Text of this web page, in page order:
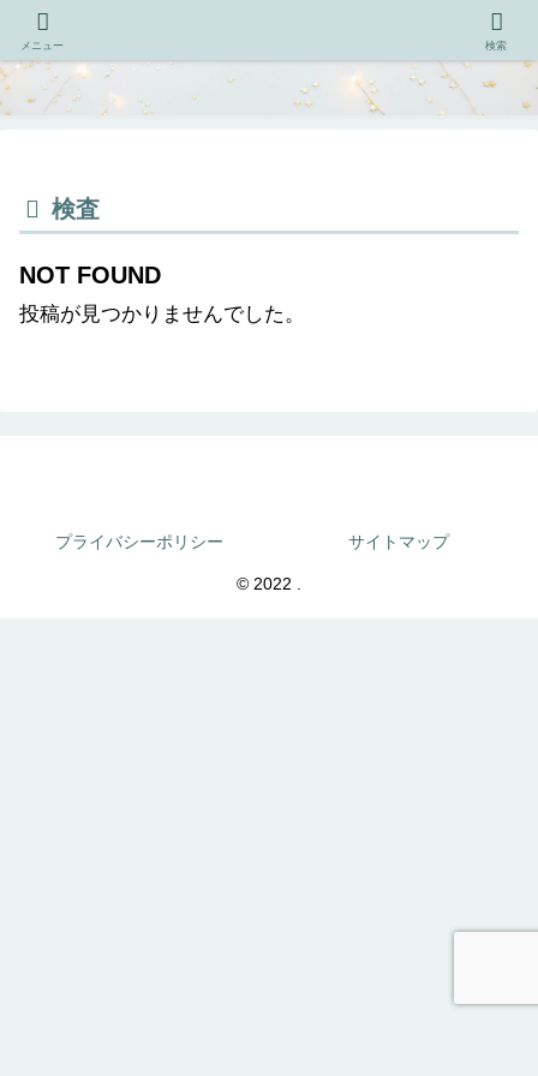
検査
NOT FOUND
投稿が見つかりませんでした。
プライバシーポリシー サイトマップ
© 2022 .
メニュー 検索